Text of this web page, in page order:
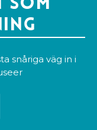
snåriga väg in i